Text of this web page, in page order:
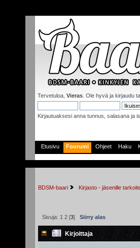
Tervetuloa, Vieras . Ole hyvä ja kirjaudu
Kirjautuaksesi anna tunnus, salasana ja
Etusivu Foorumi Ohjeet Haku
BDSM-baari Kirjasto - jäsenille
Sivuja: 1 2[3] Siirry alas
Kirjoittaja